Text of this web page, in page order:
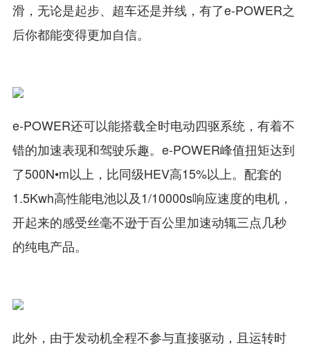
滑，无论是起步、超车还是并线，有了e-POWER之
后你都能变得更加自信。
e-POWER还可以能搭载全时电动四驱系统，有着不
错的加速表现和驾驶乐趣。e-POWER峰值扭矩达到
了500N•m以上，比同级HEV高15%以上。配套的
1.5Kwh高性能电池以及1/10000s响应速度的电机，
开起来的感受丝毫不逊于百公里加速动辄三点几秒
的纯电产品。
此外，由于发动机全程不参与直接驱动，且运转时